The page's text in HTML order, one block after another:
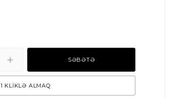
SƏBƏTƏ
1 KLİKLƏ ALMAQ